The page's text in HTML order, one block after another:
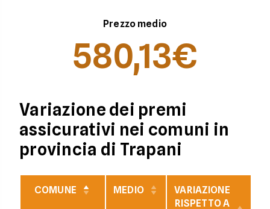
Prezzo medio
580,13€
Variazione dei premi
assicurativi nei comuni in
provincia di Trapani
COMUNE MEDIO
VARIAZIONE
RISPETTO A